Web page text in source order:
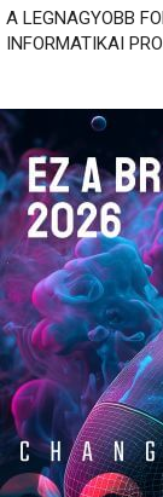
A LEGNAGYOBB
INFORMATIKAI